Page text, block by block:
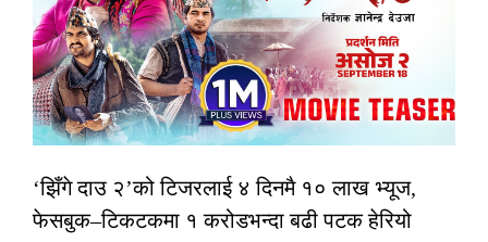
‘झिँगे दाउ २’को टिजरलाई ४ दिनमै १० लाख भ्यूज,
फेसबुक–टिकटकमा १ करोडभन्दा बढी पटक हेरियो